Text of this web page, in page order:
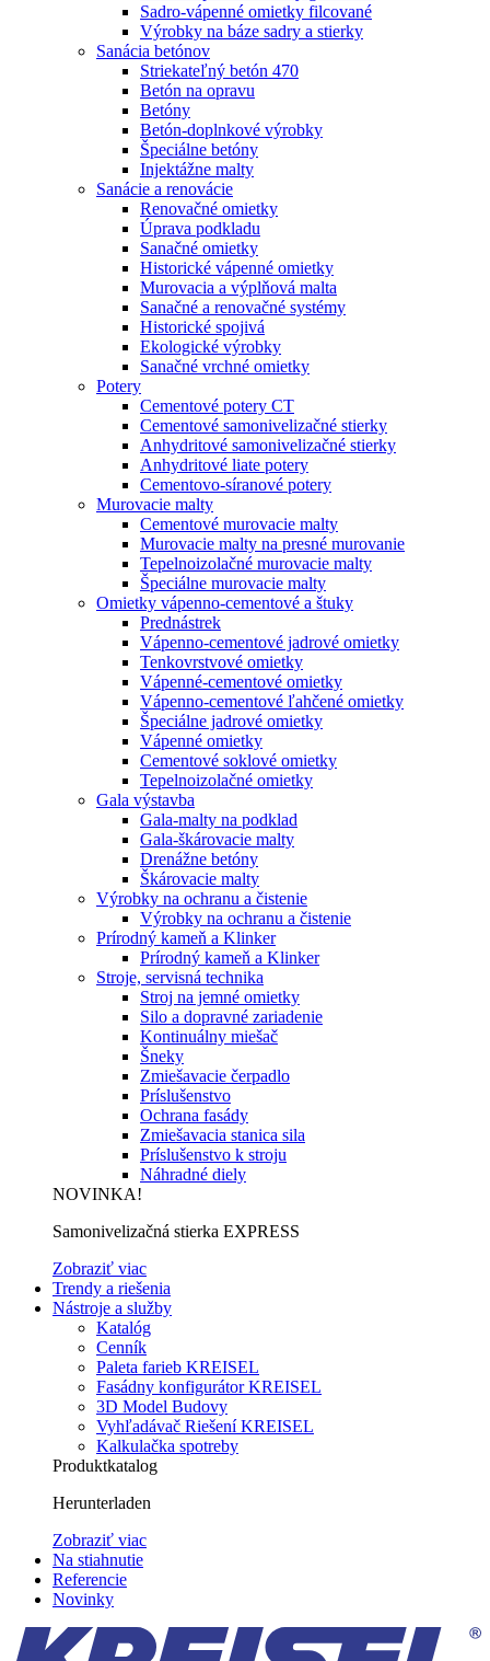
Sadro-vápenné omietky filcované
Výrobky na báze sadry a stierky
Sanácia betónov
Striekateľný betón 470
Betón na opravu
Betóny
Betón-doplnkové výrobky
Špeciálne betóny
Injektážne malty
Sanácie a renovácie
Renovačné omietky
Úprava podkladu
Sanačné omietky
Historické vápenné omietky
Murovacia a výplňová malta
Sanačné a renovačné systémy
Historické spojivá
Ekologické výrobky
Sanačné vrchné omietky
Potery
Cementové potery CT
Cementové samonivelizačné stierky
Anhydritové samonivelizačné stierky
Anhydritové liate potery
Cementovo-síranové potery
Murovacie malty
Cementové murovacie malty
Murovacie malty na presné murovanie
Tepelnoizolačné murovacie malty
Špeciálne murovacie malty
Omietky vápenno-cementové a štuky
Prednástrek
Vápenno-cementové jadrové omietky
Tenkovrstvové omietky
Vápenné-cementové omietky
Vápenno-cementové ľahčené omietky
Špeciálne jadrové omietky
Vápenné omietky
Cementové soklové omietky
Tepelnoizolačné omietky
Gala výstavba
Gala-malty na podklad
Gala-škárovacie malty
Drenážne betóny
Škárovacie malty
Výrobky na ochranu a čistenie
Výrobky na ochranu a čistenie
Prírodný kameň a Klinker
Prírodný kameň a Klinker
Stroje, servisná technika
Stroj na jemné omietky
Silo a dopravné zariadenie
Kontinuálny miešač
Šneky
Zmiešavacie čerpadlo
Príslušenstvo
Ochrana fasády
Zmiešavacia stanica sila
Príslušenstvo k stroju
Náhradné diely
NOVINKA!
Samonivelizačná stierka EXPRESS
Zobraziť viac
Trendy a riešenia
Nástroje a služby
Katalóg
Cenník
Paleta farieb KREISEL
Fasádny konfigurátor KREISEL
3D Model Budovy
Vyhľadávač Riešení KREISEL
Kalkulačka spotreby
Produktkatalog
Herunterladen
Zobraziť viac
Na stiahnutie
Referencie
Novinky